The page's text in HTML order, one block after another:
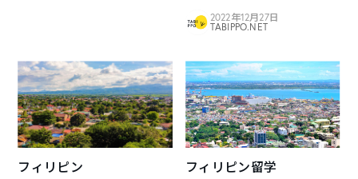
2022年12月27日
TABIPPO.NET
フィリピン
フィリピン留学